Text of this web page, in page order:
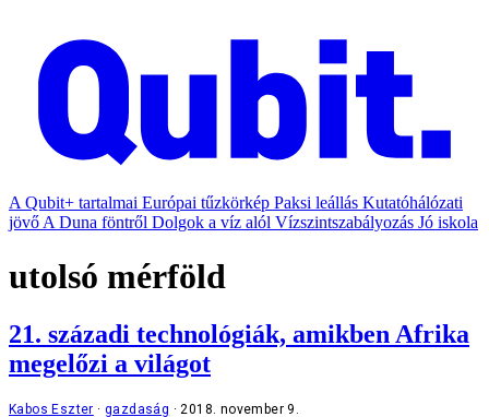
A Qubit+ tartalmai Európai tűzkörkép Paksi leállás Kutatóhálózati
jövő A Duna föntről Dolgok a víz alól Vízszintszabályozás Jó iskola
utolsó mérföld
21. századi technológiák, amikben Afrika
megelőzi a világot
Kabos Eszter gazdaság 2018. november 9.